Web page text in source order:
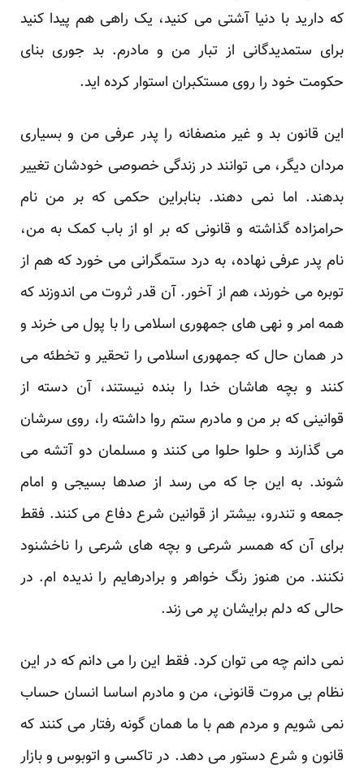
که دارید با دنیا آشتی می کنید، یک راهی هم پیدا کنید
برای ستمدیدگانی از تبار من و مادرم. بد جوری بنای
حکومت خود را روی مستکبران استوار کرده اید.
این قانون بد و غیر منصفانه را پدر عرفی من و بسیاری
مردان دیگر، می توانند در زندگی خصوصی خودشان تغییر
بدهند. اما نمی دهند. بنابراین حکمی که بر من نام
حرامزاده گذاشته و قانونی که بر او از باب کمک به من،
نام پدر عرفی نهاده، به درد ستمگرانی می خورد که هم از
توبره می خورند، هم از آخور. آن قدر ثروت می اندوزند که
همه امر و نهی های جمهوری اسلامی را با پول می خرند و
در همان حال که جمهوری اسلامی را تحقیر و تخطئه می
کنند و بچه هاشان خدا را بنده نیستند، آن دسته از
قوانینی که بر من و مادرم ستم روا داشته را، روی سرشان
می گذارند و حلوا حلوا می کنند و مسلمان دو آتشه می
شوند. به این جا که می رسد از صدها بسیجی و امام
جمعه و تندرو، بیشتر از قوانین شرع دفاع می کنند. فقط
برای آن که همسر شرعی و بچه های شرعی را ناخشنود
نکنند. من هنوز رنگ خواهر و برادرهایم را ندیده ام. در
حالی که دلم برایشان پر می زند.
نمی دانم چه می توان کرد. فقط این را می دانم که در این
نظام بی مروت قانونی، من و مادرم اساسا انسان حساب
نمی شویم و مردم هم با ما همان گونه رفتار می کنند که
قانون و شرع دستور می دهد. در تاکسی و اتوبوس و بازار